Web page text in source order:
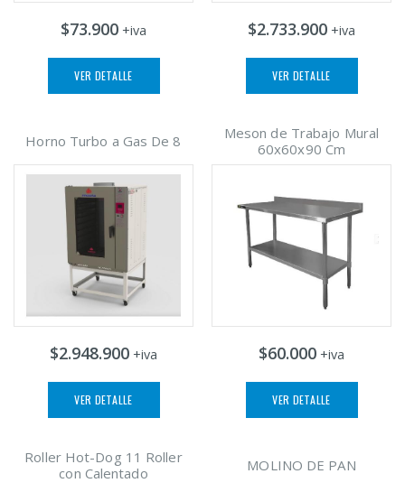
$73.900 +iva
VER DETALLE
$2.733.900 +iva
VER DETALLE
Horno Turbo a Gas De 8
$2.948.900 +iva
VER DETALLE
Meson de Trabajo Mural
60x60x90 Cm
$60.000 +iva
VER DETALLE
Roller Hot-Dog 11 Roller
con Calentado
MOLINO DE PAN